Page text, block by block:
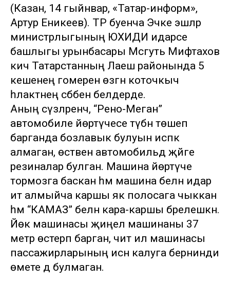
(Казан, 14 гыйнвар, «Татар-информ»,
Артур Еникеев). ТР буенча Эчке эшләр
министрлыгының ЮХИДИ идарәсе
башлыгы урынбасары Мәсгуть Мифтахов
кичә Татарстанның Лаеш районында 5
кешенең гомерен өзгән коточкыч
һәлакәтнең сәбәбен белдерде.
Аның сүзләренчә, “Рено-Меган”
автомобиле йөртүчесе түбән төшеп
барганда бозлавык булуын исәпкә
алмаган, өстәвенә автомобильдә җәйге
резиналар булган. Машина йөртүче
тормозга баскан һәм машина белән идарә
итә алмыйча каршы як полосага чыккан
һәм “КАМАЗ” белән кара-каршы бәрелешкән.
Йөк машинасы җиңел машинаны 37
метр өстерәп барган, чит ил машинасы
пассажирларының исән калуга бернинди
өмете дә булмаган.